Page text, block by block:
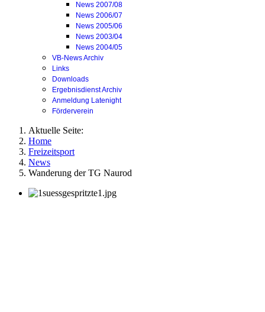
News 2007/08
News 2006/07
News 2005/06
News 2003/04
News 2004/05
VB-News Archiv
Links
Downloads
Ergebnisdienst Archiv
Anmeldung Latenight
Förderverein
Aktuelle Seite:
Home
Freizeitsport
News
Wanderung der TG Naurod